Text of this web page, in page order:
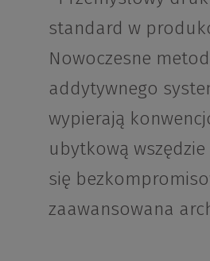
standard w
Nowoczesne
addytywnego
wypierają
ubytkową
się
zaawansowana